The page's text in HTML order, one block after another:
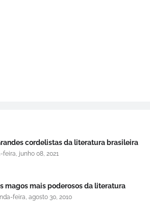
cordelistas da literatura brasileira
feira, junho 08, 2021
magos mais poderosos da literatura
feira, agosto 30, 2010